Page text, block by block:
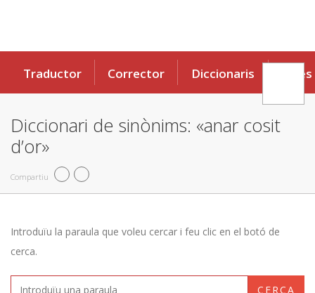
Traductor Corrector Diccionaris Eines
Diccionari de sinònims: «anar cosit
d’or»
Compartiu
Introduïu la paraula que voleu cercar i feu clic en el botó de
cerca.
CERCA